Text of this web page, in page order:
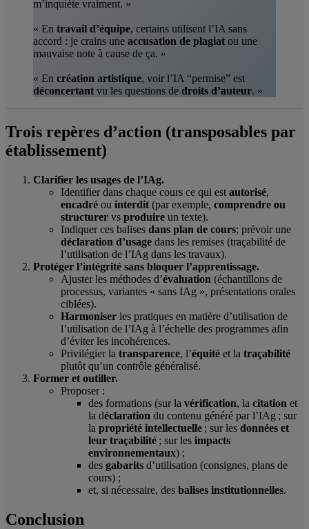
m’inquiète vraiment. »
« En travail d’équipe, certains utilisent l’IA sans
accord : je crains une accusation de plagiat ou une
mauvaise note à cause de ça. »
« En création artistique, voir l’IA “permise” est
déconcertant vu les questions de droits d’auteur. »
Trois repères d’action (transposables par
établissement)
Clarifier les usages de l’IAg.
Identifier dans chaque cours ce qui est autorisé,
encadré ou interdit (par exemple, comprendre ou
structurer vs produire un texte).
Indiquer ces balises dans plan de cours; prévoir une
déclaration d’usage dans les remises (traçabilité de
l’utilisation de l’IAg dans les travaux).
Protéger l’intégrité sans bloquer l’apprentissage.
Ajuster les méthodes d’évaluation (échantillons de
processus, variantes « sans IAg », présentations orales
ciblées).
Harmoniser les pratiques en matière d’utilisation de
l’utilisation de l’IAg à l’échelle des programmes afin
d’éviter les incohérences.
Privilégier la transparence, l’équité et la traçabilité
plutôt qu’un contrôle généralisé.
Former et outiller.
Proposer :
des formations (sur la vérification, la citation et
la déclaration du contenu généré par l’IAg ; sur
la propriété intellectuelle ; sur les données et
leur traçabilité ; sur les impacts
environnementaux) ;
des gabarits d’utilisation (consignes, plans de
cours) ;
et, si nécessaire, des balises institutionnelles.
Conclusion